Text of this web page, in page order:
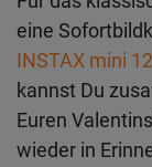
eine
INSTAX mini 12
kannst Du
Euren
wieder in